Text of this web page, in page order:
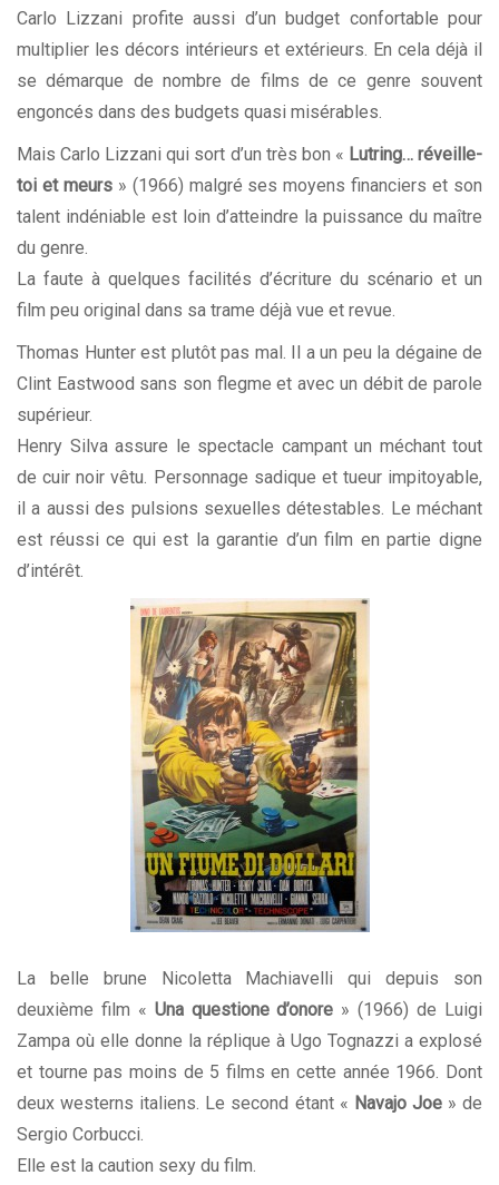
Carlo Lizzani profite aussi d’un budget confortable pour
multiplier les décors intérieurs et extérieurs. En cela déjà il
se démarque de nombre de films de ce genre souvent
engoncés dans des budgets quasi misérables.
Mais Carlo Lizzani qui sort d’un très bon « Lutring… réveille-
toi et meurs» (1966) malgré ses moyens financiers et son
talent indéniable est loin d’atteindre la puissance du maître
du genre.
La faute à quelques facilités d’écriture du scénario et un
film peu original dans sa trame déjà vue et revue.
Thomas Hunter est plutôt pas mal. Il a un peu la dégaine de
Clint Eastwood sans son flegme et avec un débit de parole
supérieur.
Henry Silva assure le spectacle campant un méchant tout
de cuir noir vêtu. Personnage sadique et tueur impitoyable,
il a aussi des pulsions sexuelles détestables. Le méchant
est réussi ce qui est la garantie d’un film en partie digne
d’intérêt.
La belle brune Nicoletta Machiavelli qui depuis son
deuxième film « Una questione d’onore » (1966) de Luigi
Zampa où elle donne la réplique à Ugo Tognazzi a explosé
et tourne pas moins de 5 films en cette année 1966. Dont
deuxwesterns italiens. Le second étant « Navajo Joe» de
Sergio Corbucci.
Elle est la caution sexy du film.